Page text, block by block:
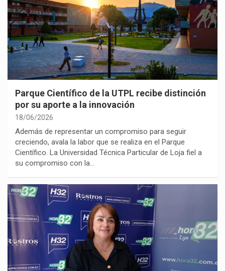
Parque Científico de la UTPL recibe distinción
por su aporte a la innovación
18/06/2026
Además de representar un compromiso para seguir
creciendo, avala la labor que se realiza en el Parque
Científico. La Universidad Técnica Particular de Loja fiel a
su compromiso con la…